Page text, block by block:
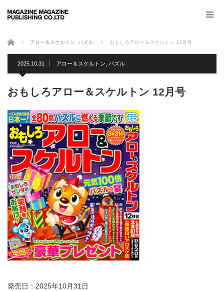
ホーム アロー＆スケルトン パズル おもしろアロー＆スケルトン 12月号
2025.10.31 アロー＆スケルトン パズル
おもしろアロー＆スケルトン 12月号
発売日：2025年10月31日